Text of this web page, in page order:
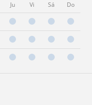
Ju Vi Sá Do